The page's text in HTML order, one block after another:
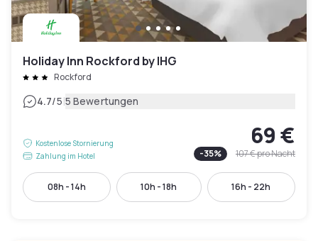
Holiday Inn Rockford by IHG
Rockford
4.7/5|5 Bewertungen
Kostenlose Stornierung
Zahlung im Hotel
69 €
-35% 107 €pro Nacht
08h - 14h 10h - 18h 16h - 22h